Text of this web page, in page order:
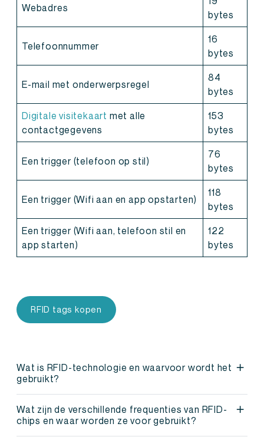
Webadres
bytes
Telefoonnummer
16
bytes
E-mail met onderwerpsregel
84
bytes
Digitale visitekaart met alle
contactgegevens
153
bytes
Een trigger (telefoon op stil)
76
bytes
Een trigger (Wifi aan en app opstarten)
118
bytes
Een trigger (Wifi aan, telefoon stil en
app starten)
122
bytes
RFID tags kopen
Wat is RFID-technologie en waarvoor wordt het
gebruikt?
is een technologie waarmee informatie op afstand
kan worden uitgewisseld via RFID-chips. Deze
Wat zijn de verschillende frequenties van RFID-
chips en waar worden ze voor gebruikt?